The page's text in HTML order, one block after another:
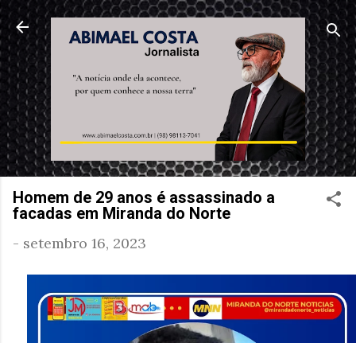
Pular para o conteúdo principal
Homem de 29 anos é assassinado a
facadas em Miranda do Norte
- setembro 16, 2023